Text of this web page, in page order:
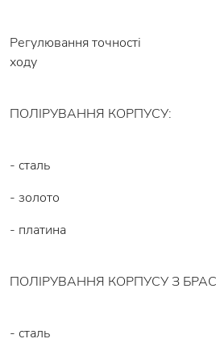
Регулювання точності
ходу
ПОЛІРУВАННЯ КОРПУСУ:
- сталь
- золото
- платина
ПОЛІРУВАННЯ КОРПУСУ З
- сталь